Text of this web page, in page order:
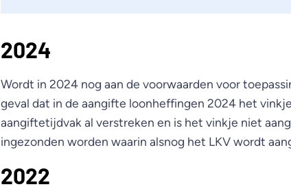
2024
Wordt in 2024 nog aan de voorwaarden voor
geval dat in de aangifte loonheffingen 2024 het
aangiftetijdvak al verstreken en is het vinkje niet
ingezonden worden waarin alsnog het LKV wordt
2022